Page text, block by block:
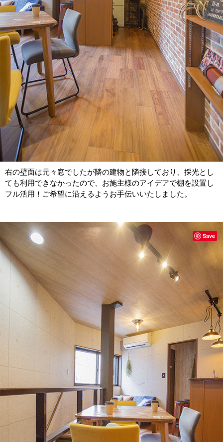
右の壁面は元々窓でしたが隣の建物と隣接しており、採光とし
ても利用できなかったので、お施主様のアイデアで棚を設置し
フル活用！ご希望に沿えるようお手伝いいたしました。
Save